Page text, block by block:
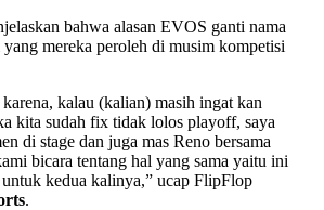
bahwa alasan EVOS ganti nama
mereka peroleh di musim kompetisi
kalau (kalian) masih ingat kan
kita sudah fix tidak lolos playoff, saya
di stage dan juga mas Reno bersama
bicara tentang hal yang sama yaitu ini
kedua kalinya,” ucap FlipFlop
.